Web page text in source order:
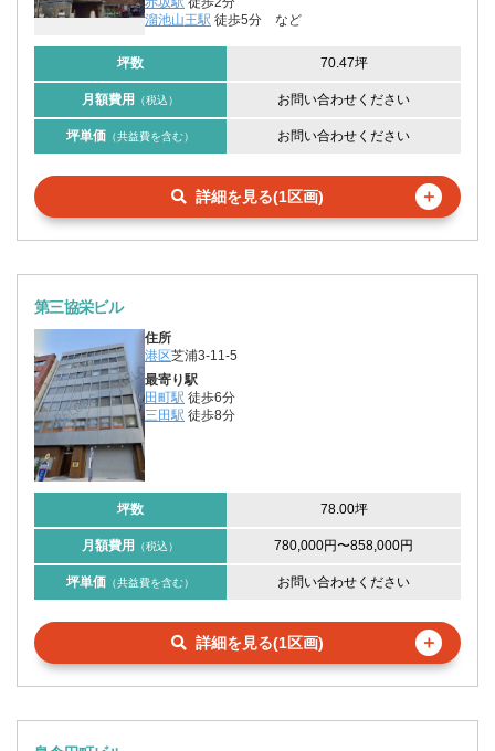
溜池山王駅 徒歩5分 など
坪数 70.47坪
月額費用 （税込） お問い合わせください
坪単価 （共益費を含む） お問い合わせください
詳細を見る(1区画) ＋
第三協栄ビル
住所
港区芝浦3-11-5
最寄り駅
田町駅 徒歩6分
三田駅 徒歩8分
坪数 78.00坪
月額費用 （税込） 780,000円〜858,000円
坪単価 （共益費を含む） お問い合わせください
詳細を見る(1区画) ＋